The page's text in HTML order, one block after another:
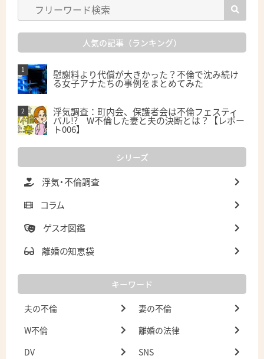
人気の記事（ランキング）
慰謝料より代償が大きかった？不倫で沈み続け
る女子アナたちの事例をまとめてみた
浮気調査：町内会、保護者会は不倫フェスティ
バル!? W不倫した妻と夫の決断とは？【レポー
ト006】
シリーズ
浮気・不倫調査
コラム
ゲスオ図鑑
離婚の知恵袋
キーワード
夫の不倫
妻の不倫
W不倫
離婚の法律
DV
SNS